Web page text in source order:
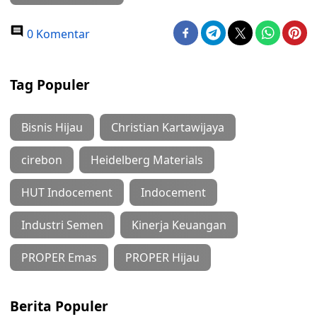
0 Komentar
Tag Populer
Bisnis Hijau Christian Kartawijaya
cirebon Heidelberg Materials
HUT Indocement Indocement
Industri Semen Kinerja Keuangan
PROPER Emas PROPER Hijau
Berita Populer